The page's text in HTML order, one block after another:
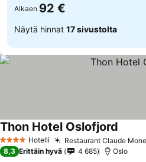
Alkaen 92 €
Näytä hinnat 17 sivustolta
4 Tähtiluokitus
Hotelli Restaurant Claude
Thon Hotel Oslofjord
8,3 Erittäin hyvä 4 685 Oslo